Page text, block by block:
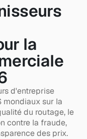
la
d'entreprise
mondiaux sur la
du routage, le
contre la fraude,
des prix.